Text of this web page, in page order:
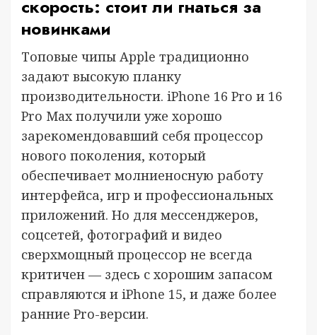
скорость: стоит ли гнаться за
новинками
Топовые чипы Apple традиционно
задают высокую планку
производительности. iPhone 16 Pro и 16
Pro Max получили уже хорошо
зарекомендовавший себя процессор
нового поколения, который
обеспечивает молниеносную работу
интерфейса, игр и профессиональных
приложений. Но для мессенджеров,
соцсетей, фотографий и видео
сверхмощный процессор не всегда
критичен — здесь с хорошим запасом
справляются и iPhone 15, и даже более
ранние Pro-версии.